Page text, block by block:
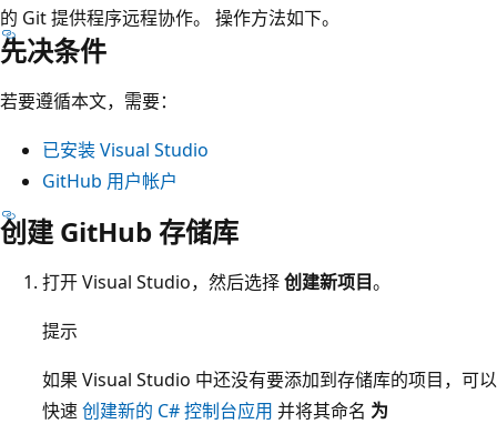
的 Git 提供程序远程协作。 操作方法如下。
先决条件
若要遵循本文，需要：
已安装 Visual Studio
GitHub 用户帐户
创建 GitHub 存储库
打开 Visual Studio，然后选择创建新项目。
提示
如果 Visual Studio 中还没有要添加到存储库的项目，可以
快速创建新的 C# 控制台应用 并将其命名 为